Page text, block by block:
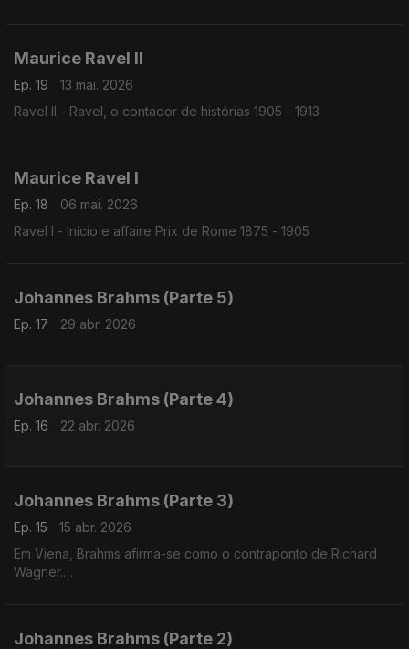
Maurice Ravel II
Ep. 19
13 mai. 2026
Ravel II - Ravel, o contador de histórias 1905 - 1913
Maurice Ravel I
Ep. 18
06 mai. 2026
Ravel I - Início e affaire Prix de Rome 1875 - 1905
Johannes Brahms (Parte 5)
Ep. 17 29 abr. 2026
Johannes Brahms (Parte 4)
Ep. 16 22 abr. 2026
Johannes Brahms (Parte 3)
Ep. 15
15 abr. 2026
Em Viena, Brahms afirma-se como o contraponto de Richard
Wagner.
Johannes Brahms (Parte 2)